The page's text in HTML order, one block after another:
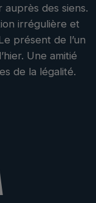
auprès des siens.
irrégulière et
présent de l’un
Une amitié
de la légalité.